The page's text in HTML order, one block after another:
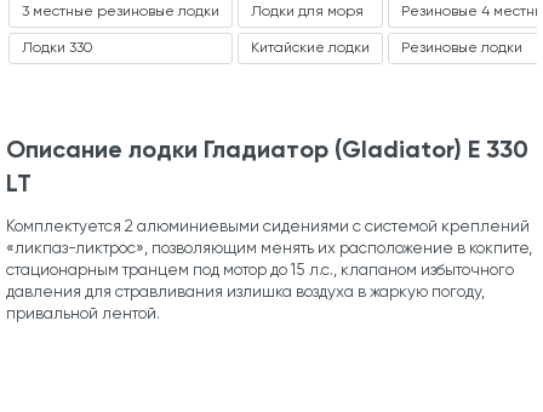
3 местные резиновые лодки
Лодки 330
Лодки для моря
Китайские лодки
Резиновые 4
Резиновые лодки
Описание лодки Гладиатор (Gladiator) E 330
LT
Комплектуется 2 алюминиевыми сидениями с системой креплений
«ликпаз-ликтрос», позволяющим менять их расположение в кокпите,
стационарным транцем под мотор до 15 л.с., клапаном избыточного
давления для стравливания излишка воздуха в жаркую погоду,
привальной лентой.